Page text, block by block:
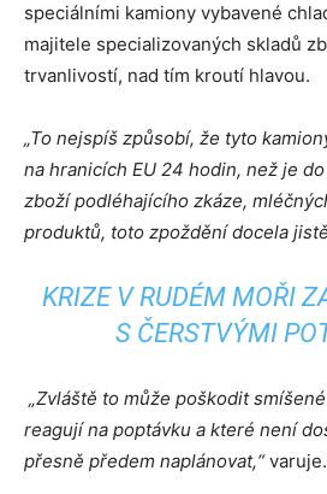
speciálními kamiony vybavené
majitele specializovaných skladů
trvanlivostí, nad tím kroutí hlavou.
„To nejspíš způsobí, že tyto
na hranicích EU 24 hodin, než je
zboží podléhajícího zkáze,
produktů, toto zpoždění docela
KRIZE V RUDÉM MOŘI
S ČERSTVÝMI
„Zvláště to může poškodit
reagují na poptávku a které není
přesně předem naplánovat,“varuje.